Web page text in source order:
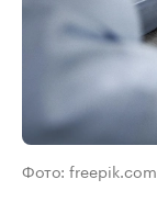
Фото: freepik.com